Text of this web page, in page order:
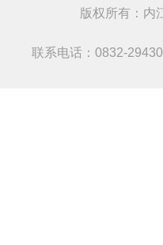
版权所有：
联系电话：0832-